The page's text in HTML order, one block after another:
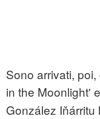
Sono arrivati,
in the Moonlight'
González Iňárritu